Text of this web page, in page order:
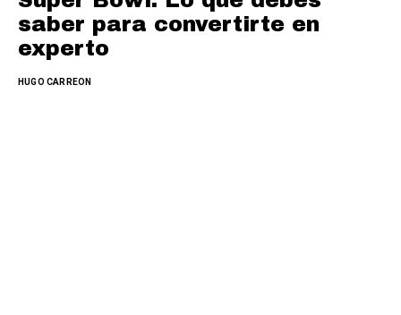
saber para convertirte en
experto
HUGO CARREON